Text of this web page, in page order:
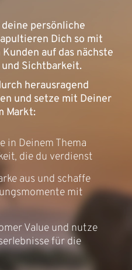
persönliche
Dich so mit
auf das nächste
Sichtbarkeit.
herausragend
und setze mit Deiner
Markt:
in Deinem Thema
die du verdienst
aus und schaffe
mit
Value und nutze
für die